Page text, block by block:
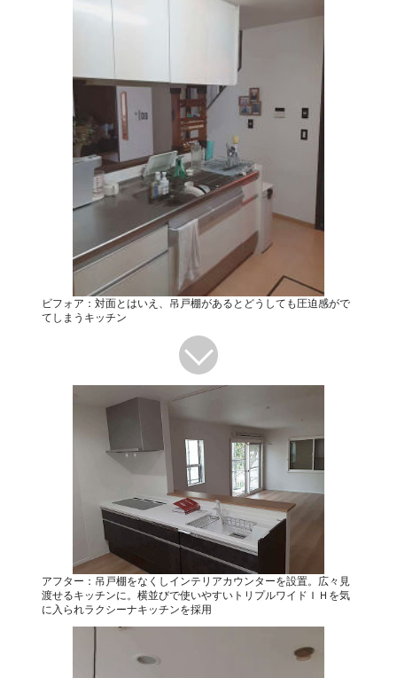
ビフォア：対面とはいえ、吊戸棚があるとどうしても圧迫感がで
てしまうキッチン
アフター：吊戸棚をなくしインテリアカウンターを設置。広々見
渡せるキッチンに。横並びで使いやすいトリプルワイドＩＨを気
に入られラクシーナキッチンを採用